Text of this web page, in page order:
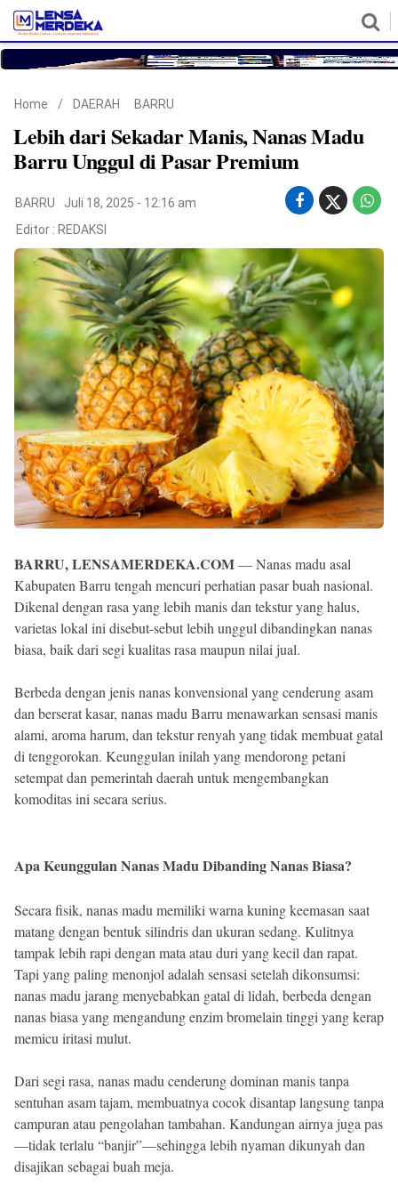
©
Copyright
2026
Lensa
Merdeka
Home / DAERAH BARRU
Lebih dari Sekadar Manis, Nanas Madu
Barru Unggul di Pasar Premium
BARRU
Juli 18, 2025 - 12:16 am
Editor : REDAKSI
BARRU, LENSAMERDEKA.COM— Nanas madu asal
Kabupaten Barru tengah mencuri perhatian pasar buah nasional.
Dikenal dengan rasa yang lebih manis dan tekstur yang halus,
varietas lokal ini disebut-sebut lebih unggul dibandingkan nanas
biasa, baik dari segi kualitas rasa maupun nilai jual.
Berbeda dengan jenis nanas konvensional yang cenderung asam
dan berserat kasar, nanas madu Barru menawarkan sensasi manis
alami, aroma harum, dan tekstur renyah yang tidak membuat gatal
di tenggorokan. Keunggulan inilah yang mendorong petani
setempat dan pemerintah daerah untuk mengembangkan
komoditas ini secara serius.
Apa Keunggulan Nanas Madu Dibanding Nanas Biasa?
Secara fisik, nanas madu memiliki warna kuning keemasan saat
matang dengan bentuk silindris dan ukuran sedang. Kulitnya
tampak lebih rapi dengan mata atau duri yang kecil dan rapat.
Tapi yang paling menonjol adalah sensasi setelah dikonsumsi:
nanas madu jarang menyebabkan gatal di lidah, berbeda dengan
nanas biasa yang mengandung enzim bromelain tinggi yang kerap
memicu iritasi mulut.
Dari segi rasa, nanas madu cenderung dominan manis tanpa
sentuhan asam tajam, membuatnya cocok disantap langsung tanpa
campuran atau pengolahan tambahan. Kandungan airnya juga pas
—tidak terlalu “banjir”—sehingga lebih nyaman dikunyah dan
disajikan sebagai buah meja.